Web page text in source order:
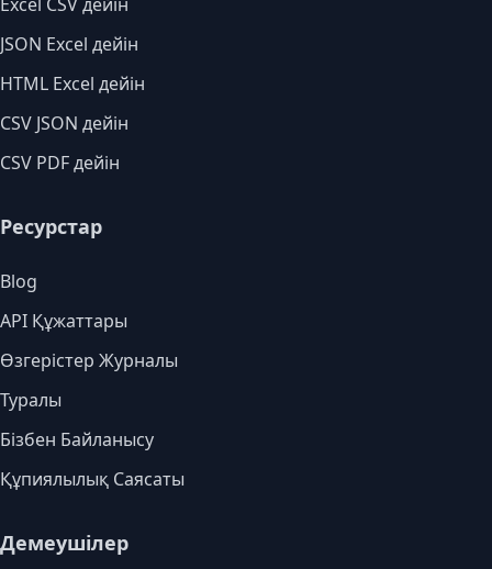
JSON Excel дейін
HTML Excel дейін
CSV JSON дейін
CSV PDF дейін
Ресурстар
Blog
API Құжаттары
Өзгерістер Журналы
Туралы
Бізбен Байланысу
Құпиялылық Саясаты
Демеушілер